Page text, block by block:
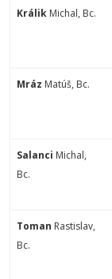
Králik Michal, Bc.
Mráz Matúš, Bc.
Salanci Michal,
Bc.
Toman Rastislav,
Bc.